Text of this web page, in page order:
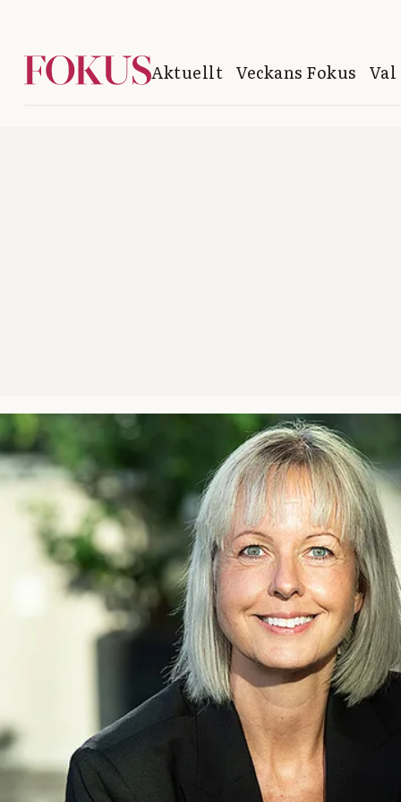
Aktuellt Veckans Fokus Val